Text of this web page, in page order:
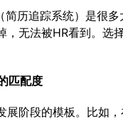
简历追踪系统）是很
，无法被HR看到。选
匹配度
展阶段的模板。比如